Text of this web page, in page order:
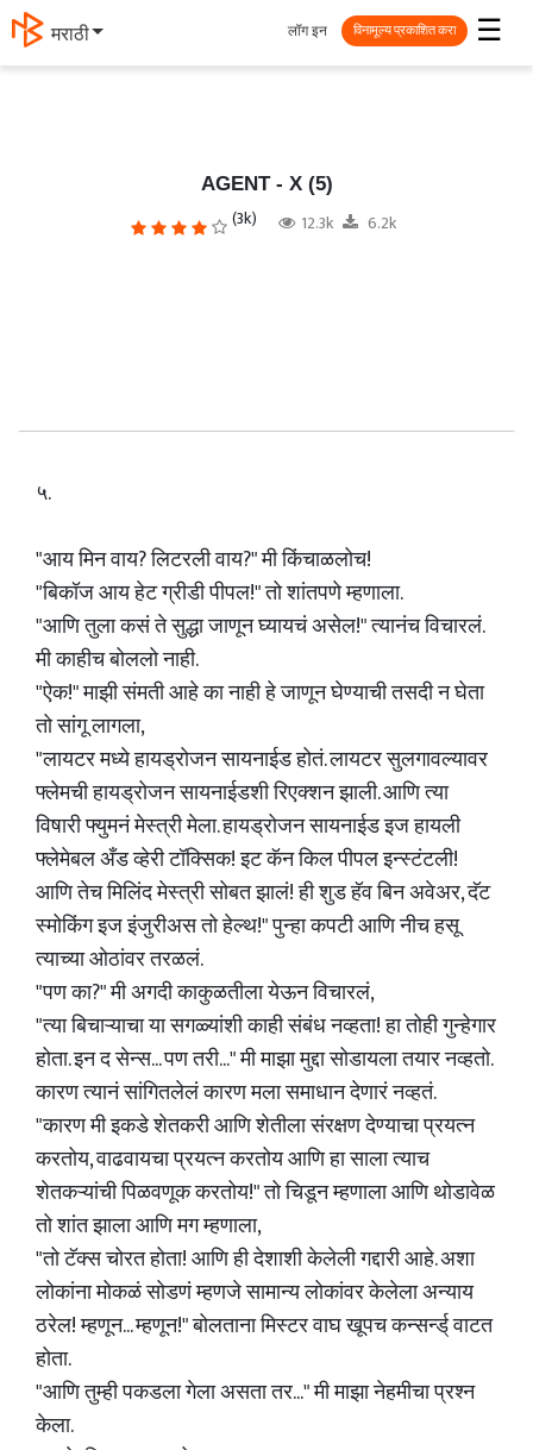
தமிழ் ☰
लॉग इन विनामूल्य प्रकाशित करा
AGENT - X (5)
(3k) 12.3k 6.2k
५.
"आय मिन वाय? लिटरली वाय?" मी किंचाळलोच!
"बिकॉज आय हेट ग्रीडी पीपल!" तो शांतपणे म्हणाला.
"आणि तुला कसं ते सुद्धा जाणून घ्यायचं असेल!" त्यानंच विचारलं.
मी काहीच बोललो नाही.
"ऐक!" माझी संमती आहे का नाही हे जाणून घेण्याची तसदी न घेता
तो सांगू लागला,
"लायटर मध्ये हायड्रोजन सायनाईड होतं. लायटर सुलगावल्यावर
फ्लेमची हायड्रोजन सायनाईडशी रिएक्शन झाली. आणि त्या
विषारी फ्युमनं मेस्त्री मेला. हायड्रोजन सायनाईड इज हायली
फ्लेमेबल अँड व्हेरी टॉक्सिक! इट कॅन किल पीपल इन्स्टंटली!
आणि तेच मिलिंद मेस्त्री सोबत झालं! ही शुड हॅव बिन अवेअर, दॅट
स्मोकिंग इज इंजुरीअस तो हेल्थ!" पुन्हा कपटी आणि नीच हसू
त्याच्या ओठांवर तरळलं.
"पण का?" मी अगदी काकुळतीला येऊन विचारलं,
"त्या बिचाऱ्याचा या सगळ्यांशी काही संबंध नव्हता! हा तोही गुन्हेगार
होता. इन द सेन्स... पण तरी..." मी माझा मुद्दा सोडायला तयार नव्हतो.
कारण त्यानं सांगितलेलं कारण मला समाधान देणारं नव्हतं.
"कारण मी इकडे शेतकरी आणि शेतीला संरक्षण देण्याचा प्रयत्न
करतोय, वाढवायचा प्रयत्न करतोय आणि हा साला त्याच
शेतकऱ्यांची पिळवणूक करतोय!" तो चिडून म्हणाला आणि थोडावेळ
तो शांत झाला आणि मग म्हणाला,
"तो टॅक्स चोरत होता! आणि ही देशाशी केलेली गद्दारी आहे. अशा
लोकांना मोकळं सोडणं म्हणजे सामान्य लोकांवर केलेला अन्याय
ठरेल! म्हणून... म्हणून!" बोलताना मिस्टर वाघ खूपच कन्सर्न्ड् वाटत
होता.
"आणि तुम्ही पकडला गेला असता तर..." मी माझा नेहमीचा प्रश्न
केला.